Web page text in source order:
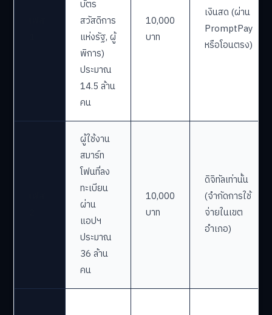
บัตร
สวัสดิการ
แห่งรัฐ, ผู้
พิการ)
ประมาณ
14.5 ล้าน
คน
10,000
บาท
เงินสด (ผ่าน
PromptPay
หรือโอนตรง)
ผู้ใช้งาน
สมาร์ท
โฟนที่ลง
ทะเบียน
ผ่าน
แอปฯ
ประมาณ
36 ล้าน
คน
10,000
บาท
ดิจิทัลเท่านั้น
(จำกัดการใช้
จ่ายในเขต
อำเภอ)